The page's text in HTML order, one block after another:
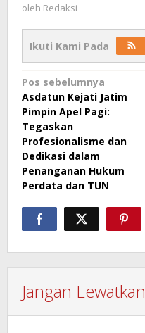
oleh Redaksi
Ikuti Kami Pada
Navigasi
pos
Pos sebelumnya
Asdatun Kejati Jatim
Pimpin Apel Pagi:
Tegaskan
Profesionalisme dan
Dedikasi dalam
Penanganan Hukum
Perdata dan TUN
Jangan Lewatkan